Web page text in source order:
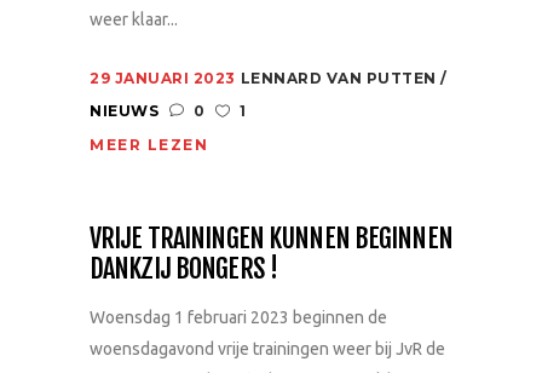
weer klaar...
29 JANUARI 2023 LENNARD VAN PUTTEN
NIEUWS
0
1
MEER LEZEN
VRIJE TRAININGEN KUNNEN BEGINNEN
DANKZIJ BONGERS !
Woensdag 1 februari 2023 beginnen de
woensdagavond vrije trainingen weer bij JvR de